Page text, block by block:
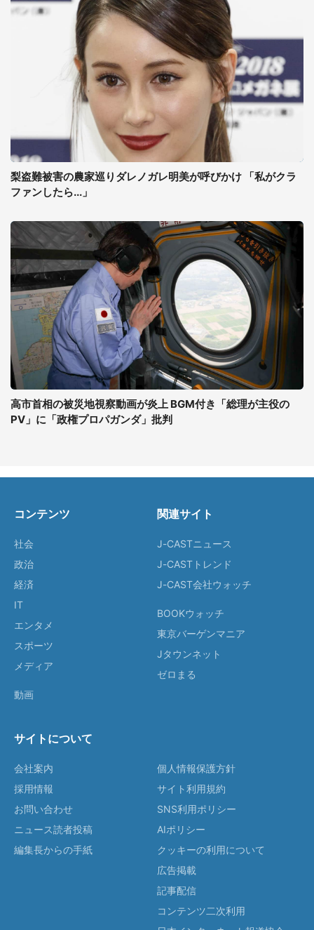
梨盗難被害の農家巡りダレノガレ明美が呼びかけ 「私がクラ
ファンしたら...」
高市首相の被災地視察動画が炎上 BGM付き「総理が主役の
PV」に「政権プロパガンダ」批判
コンテンツ
社会
政治
経済
IT
エンタメ
スポーツ
メディア
動画
関連サイト
J-CASTニュース
J-CASTトレンド
J-CAST会社ウォッチ
BOOKウォッチ
東京バーゲンマニア
Jタウンネット
ゼロまる
サイトについて
会社案内
採用情報
お問い合わせ
ニュース読者投稿
編集長からの手紙
個人情報保護方針
サイト利用規約
SNS利用ポリシー
AIポリシー
クッキーの利用について
広告掲載
記事配信
コンテンツ二次利用